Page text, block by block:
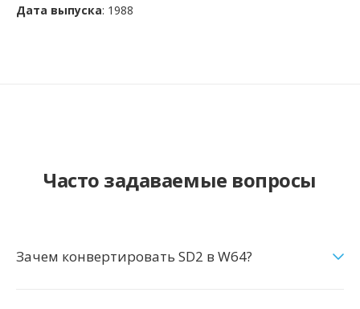
Дата выпуска: 1988
Часто задаваемые вопросы
Зачем конвертировать SD2 в W64?